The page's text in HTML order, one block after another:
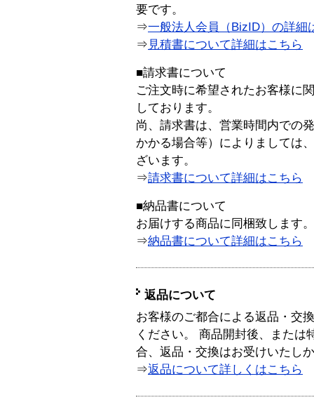
要です。
⇒一般法人会員（BizID）の詳細
⇒ 見積書について詳細はこちら
■請求書について
ご注文時に希望されたお客様に
しております。
尚、請求書は、営業時間内での
かかる場合等）によりましては
ざいます。
⇒請求書について詳細はこちら
■納品書について
お届けする商品に同梱致します。
⇒納品書について詳細はこちら
返品について
お客様のご都合による返品・交
ください。 商品開封後、または
合、返品・交換はお受けいたし
⇒返品について詳しくはこちら